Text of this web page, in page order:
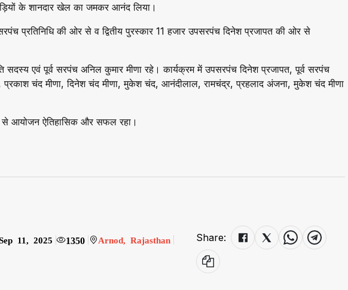
के शानदार खेल का जमकर आनंद लिया।
प्रतिनिधि की ओर से व द्वितीय पुरस्कार 11 हजार उपसरपंच दिनेश प्रजापत की ओर से
सदस्य एवं पूर्व सरपंच अनिल कुमार मीणा रहे। कार्यक्रम में उपसरपंच दिनेश प्रजापत, पूर्व सरपंच
प्रकाश चंद मीणा, दिनेश चंद मीणा, मुकेश चंद, आनंदीलाल, रामचंद्र, प्रहलाद अंजना, मुकेश चंद मीणा
से आयोजन ऐतिहासिक और सफल रहा।
11, 2025 1350 Arnod, Rajasthan Share: